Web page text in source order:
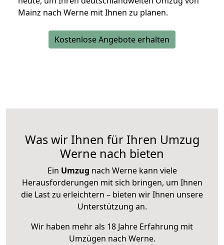
Mainz nach Werne mit Ihnen zu planen.
Kostenlose Angebote erhalten
Was wir Ihnen für Ihren Umzug
Werne nach bieten
Ein Umzug nach Werne kann viele
Herausforderungen mit sich bringen, um Ihnen
die Last zu erleichtern – bieten wir Ihnen unsere
Unterstützung an.
Wir haben mehr als 18 Jahre Erfahrung mit
Umzügen nach Werne.